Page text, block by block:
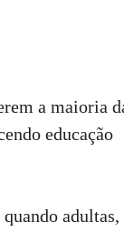
a maioria
educação
adultas,